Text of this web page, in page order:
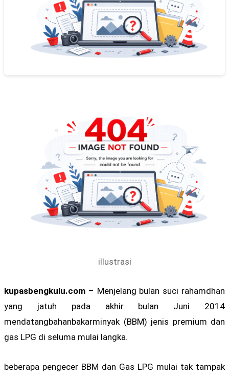
illustrasi
kupasbengkulu.com – Menjelang bulan suci rahamdhan
yang jatuh pada akhir bulan Juni 2014
mendatangbahanbakarminyak (BBM) jenis premium dan
gas LPG di seluma mulai langka.
beberapa pengecer BBM dan Gas LPG mulai tak tampak